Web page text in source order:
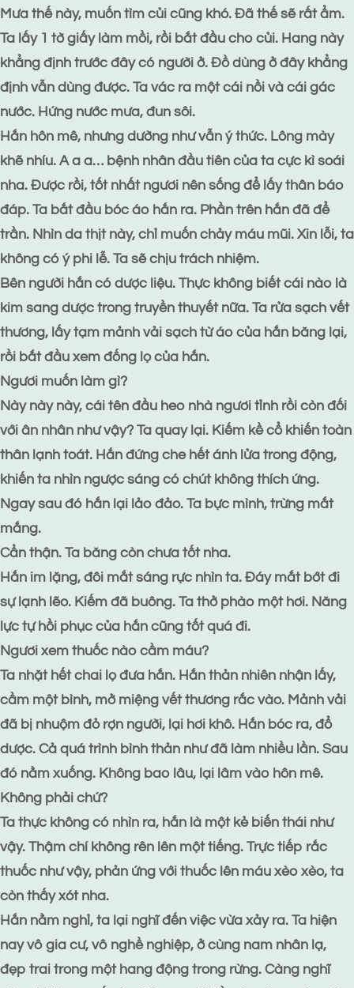
Mưa thế này, muốn tìm củi cũng khó. Đã thế sẽ rất ẩm.
Ta lấy 1 tờ giấy làm mồi, rồi bắt đầu cho củi. Hang này
khẳng định trước đây có người ở. Đồ dùng ở đây khẳng
định vẫn dùng được. Ta vác ra một cái nồi và cái gác
nước. Hứng nước mưa, đun sôi.
Hắn hôn mê, nhưng dường như vẫn ý thức. Lông mày
khẽ nhíu. A a a… bệnh nhân đầu tiên của ta cực kì soái
nha. Được rồi, tốt nhất ngươi nên sống để lấy thân báo
đáp. Ta bắt đầu bóc áo hắn ra. Phần trên hắn đã để
trần. Nhìn da thịt này, chỉ muốn chảy máu mũi. Xin lỗi, ta
không có ý phi lễ. Ta sẽ chịu trách nhiệm.
Bên người hắn có dược liệu. Thực không biết cái nào là
kim sang dược trong truyền thuyết nữa. Ta rửa sạch vết
thương, lấy tạm mảnh vải sạch từ áo của hắn băng lại,
rồi bắt đầu xem đống lọ của hắn.
Ngươi muốn làm gì?
Này này này, cái tên đầu heo nhà ngươi tỉnh rồi còn đối
với ân nhân như vậy? Ta quay lại. Kiếm kề cổ khiến toàn
thân lạnh toát. Hắn đứng che hết ánh lửa trong động,
khiến ta nhìn ngược sáng có chút không thích ứng.
Ngay sau đó hắn lại lảo đảo. Ta bực mình, trừng mắt
mắng.
Cẩn thận. Ta băng còn chưa tốt nha.
Hắn im lặng, đôi mắt sáng rực nhìn ta. Đáy mắt bớt đi
sự lạnh lẽo. Kiếm đã buông. Ta thở phào một hơi. Năng
lực tự hồi phục của hắn cũng tốt quá đi.
Ngươi xem thuốc nào cầm máu?
Ta nhặt hết chai lọ đưa hắn. Hắn thản nhiên nhận lấy,
cầm một bình, mở miệng vết thương rắc vào. Mảnh vải
đã bị nhuộm đỏ rợn người, lại hơi khô. Hắn bóc ra, đổ
dược. Cả quá trình bình thản như đã làm nhiều lần. Sau
đó nằm xuống. Không bao lâu, lại lâm vào hôn mê.
Không phải chứ?
Ta thực không có nhìn ra, hắn là một kẻ biến thái như
vậy. Thậm chí không rên lên một tiếng. Trực tiếp rắc
thuốc như vậy, phản ứng với thuốc lên máu xèo xèo, ta
còn thấy xót nha.
Hắn nằm nghỉ, ta lại nghĩ đến việc vừa xảy ra. Ta hiện
nay vô gia cư, vô nghề nghiệp, ở cùng nam nhân lạ,
đẹp trai trong một hang động trong rừng. Càng nghĩ